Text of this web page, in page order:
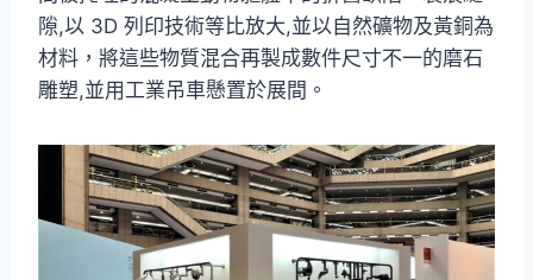
隙,以 3D 列印技術等比放大,並以自然礦物及黃銅為
材料，將這些物質混合再製成數件尺寸不一的磨石
雕塑,並用工業吊車懸置於展間。